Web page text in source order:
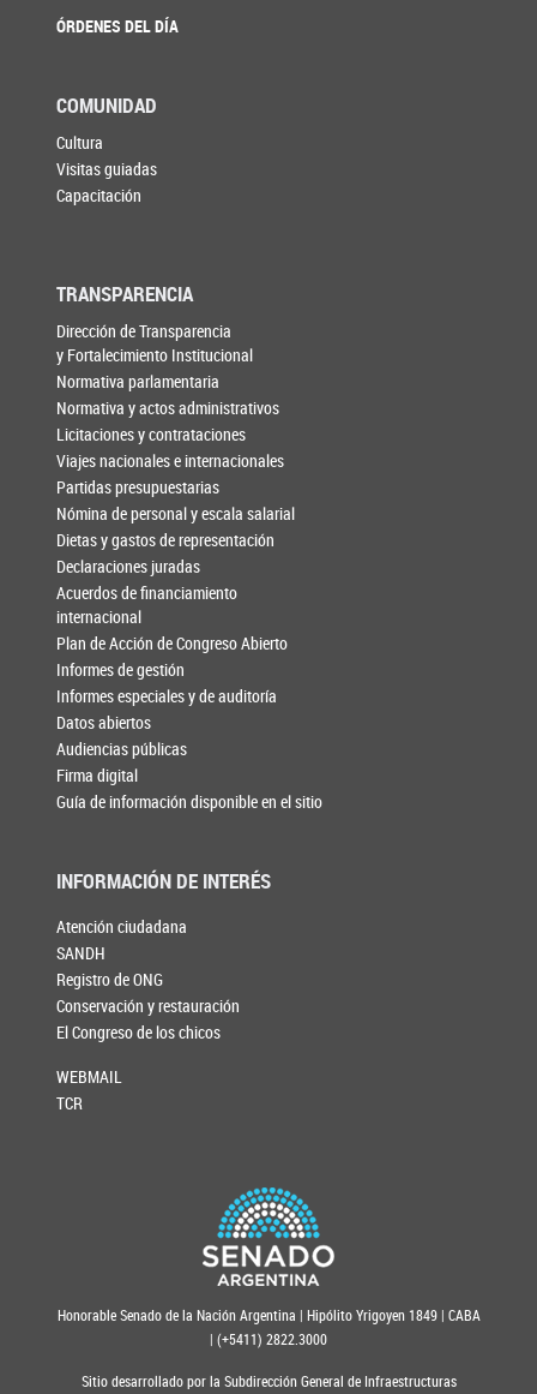
ÓRDENES DEL DÍA
COMUNIDAD
Cultura
Visitas guiadas
Capacitación
TRANSPARENCIA
Dirección de Transparencia
y Fortalecimiento Institucional
Normativa parlamentaria
Normativa y actos administrativos
Licitaciones y contrataciones
Viajes nacionales e internacionales
Partidas presupuestarias
Nómina de personal y escala salarial
Dietas y gastos de representación
Declaraciones juradas
Acuerdos de financiamiento
internacional
Plan de Acción de Congreso Abierto
Informes de gestión
Informes especiales y de auditoría
Datos abiertos
Audiencias públicas
Firma digital
Guía de información disponible en el sitio
INFORMACIÓN DE INTERÉS
Atención ciudadana
SANDH
Registro de ONG
Conservación y restauración
El Congreso de los chicos
WEBMAIL
TCR
Honorable Senado de la Nación Argentina | Hipólito Yrigoyen 1849 | CABA
| (+5411) 2822.3000
Sitio desarrollado por la Subdirección General de Infraestructuras